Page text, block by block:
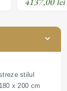
stilul
x 200 cm